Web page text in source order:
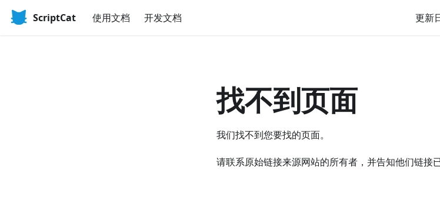
ScriptCat 使用文档 开发文档 更新
找不到页面
我们找不到您要找的页面。
请联系原始链接来源网站的所有者，并告知他们链接已